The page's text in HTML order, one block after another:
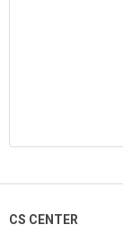
CS CENTER